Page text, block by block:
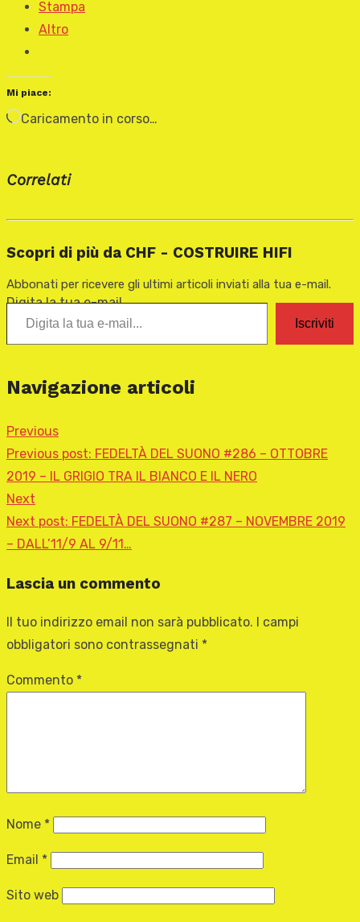
Stampa
Altro
Mi piace:
Caricamento in corso…
Correlati
Scopri di più da CHF - COSTRUIRE HIFI
Abbonati per ricevere gli ultimi articoli inviati alla tua e-mail.
Digita la tua e-mail...
Iscriviti
Navigazione articoli
Previous
Previous post: FEDELTÀ DEL SUONO #286 – OTTOBRE
2019 – IL GRIGIO TRA IL BIANCO E IL NERO
Next
Next post: FEDELTÀ DEL SUONO #287 – NOVEMBRE 2019
– DALL’11/9 AL 9/11…
Lascia un commento
Il tuo indirizzo email non sarà pubblicato.
I campi
obbligatori sono contrassegnati *
Commento *
Nome *
Email *
Sito web